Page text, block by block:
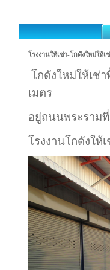
โรงงานให้เช่า-โกดังใหม่ให้
โกดังใหม่ให้เ
เมตร
อยู่ถนนพระราม
โรงงานโกดังให้